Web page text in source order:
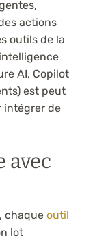
actions
outils de la
AI, Copilot
est peut
intégrer de
avec
chaque outil
lot